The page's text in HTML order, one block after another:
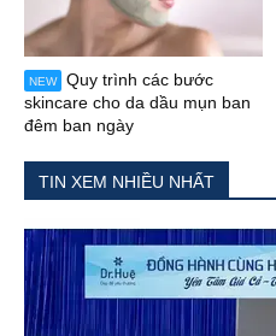
NEW
Quy trình các bước
skincare cho da dầu mụn ban
đêm ban ngày
TIN XEM NHIỀU NHẤT